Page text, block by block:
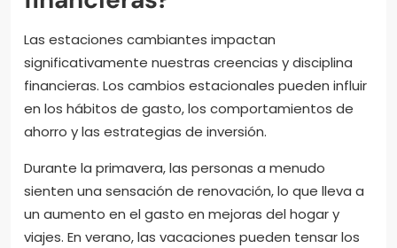
Las estaciones cambiantes impactan
significativamente nuestras creencias y disciplina
financieras. Los cambios estacionales pueden influir
en los hábitos de gasto, los comportamientos de
ahorro y las estrategias de inversión.
Durante la primavera, las personas a menudo
sienten una sensación de renovación, lo que lleva a
un aumento en el gasto en mejoras del hogar y
viajes. En verano, las vacaciones pueden tensar los